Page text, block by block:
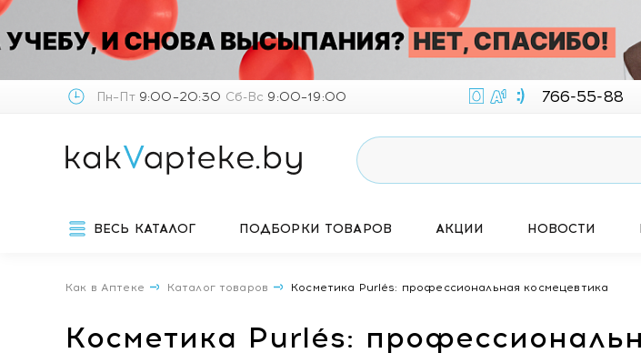
Пн–Пт9:00–20:30 Сб-Вс 9:00–19:00 766-55-88
ВЕСЬ КАТАЛОГ ПОДБОРКИ ТОВАРОВ АКЦИИ НОВОСТИ
Как в Аптеке Каталог товаров Косметика Purlés: профессиональная космецевтика
Косметика Purlés: